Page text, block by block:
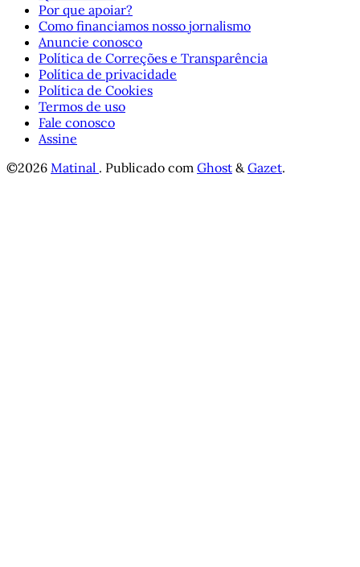
Por que apoiar?
Como financiamos nosso jornalismo
Anuncie conosco
Política de Correções e Transparência
Política de privacidade
Política de Cookies
Termos de uso
Fale conosco
Assine
©2026 Matinal . Publicado com Ghost &Gazet.